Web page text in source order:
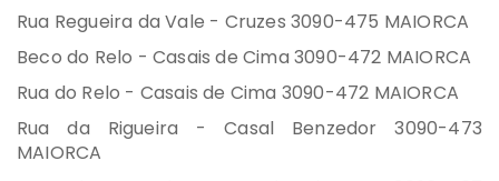
Rua Regueira da Vale - Cruzes 3090-475 MAIORCA
Beco do Relo - Casais de Cima 3090-472 MAIORCA
Rua do Relo - Casais de Cima 3090-472 MAIORCA
Rua da Rigueira - Casal Benzedor 3090-473
MAIORCA